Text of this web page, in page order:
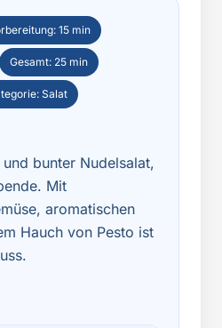
15 min
Gesamt: 25 min
Salat
bunter Nudelsalat,
Mit
aromatischen
Hauch von Pesto ist